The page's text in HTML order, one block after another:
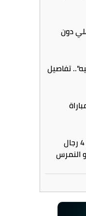
دون
600 ألف جنيه".. تفاصيل
"ما حسسونيش إني ست".. سيدة تتزوج 4 رجال
النمرس